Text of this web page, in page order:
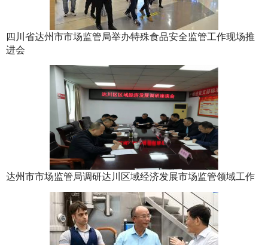
四川省达州市市场监管局举办特殊食品安全监管工作现场推
进会
达州市市场监管局调研达川区域经济发展市场监管领域工作